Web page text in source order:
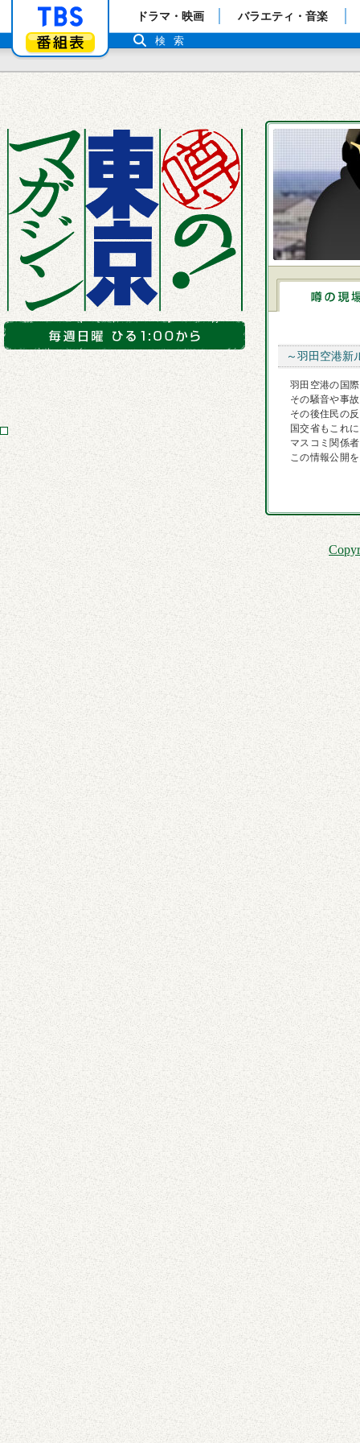
「TBSテレビ」トップページ
番組表
ドラマ・映画 バラエティ・音楽
検索
～羽田空港新
羽田空港の国
その騒音や事
その後住民の
国交省もこれ
マスコミ関係
この情報公開